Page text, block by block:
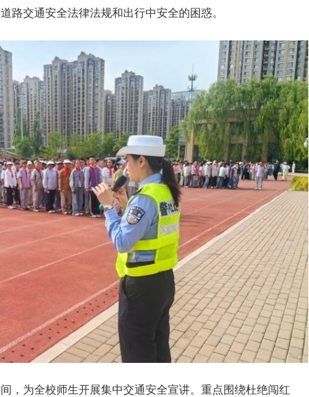
路交通安全法律法规和出行中安全的困惑。
，为全校师生开展集中交通安全宣讲。重点围绕杜绝闯红